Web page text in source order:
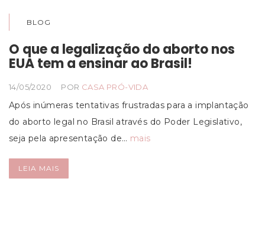
BLOG
O que a legalização do aborto nos
EUA tem a ensinar ao Brasil!
14/05/2020 POR CASA PRÓ-VIDA
Após inúmeras tentativas frustradas para a implantação
do aborto legal no Brasil através do Poder Legislativo,
seja pela apresentação de… mais
LEIA MAIS